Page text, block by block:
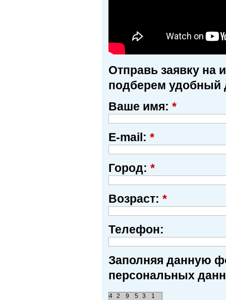
Отправь заявку на
подберем удобный
Ваше имя: *
E-mail: *
Город: *
Возраст: *
Телефон:
Заполняя данную
персональных
4 5 3
9
2 1